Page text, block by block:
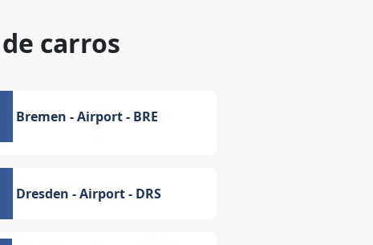
carros
Bremen - Airport - BRE
Dresden - Airport - DRS